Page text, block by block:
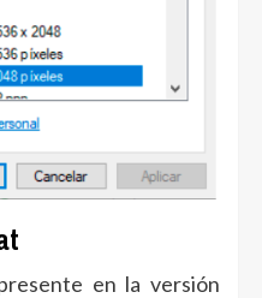
en la versión